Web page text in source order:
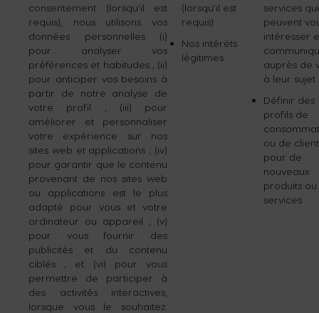
consentement (lorsqu’il est
requis), nous utilisons vos
données personnelles (i)
pour analyser vos
préférences et habitudes ; (ii)
pour anticiper vos besoins à
partir de notre analyse de
votre profil ; (iii) pour
améliorer et personnaliser
votre expérience sur nos
sites web et applications ; (iv)
pour garantir que le contenu
provenant de nos sites web
ou applications est le plus
adapté pour vous et votre
ordinateur ou appareil ; (v)
pour vous fournir des
publicités et du contenu
ciblés ; et (vi) pour vous
permettre de participer à
des activités interactives,
lorsque vous le souhaitez.
(lorsqu’il est
requis)
Nos intérêts
légitimes
services qui
peuvent
intéresser
auprès de
à leur sujet
Définir des
profils de
ou de
pour de
nouveaux
produits ou
services